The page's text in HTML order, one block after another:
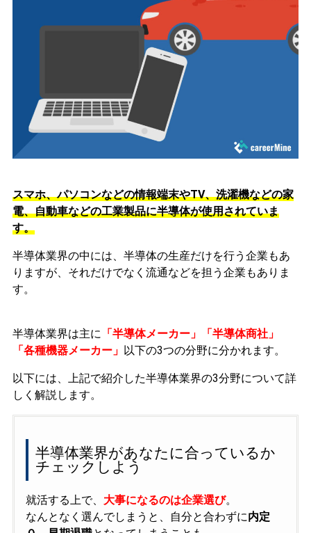
スマホ、パソコンなどの情報端末やTV、洗濯機などの家
電、自動車などの工業製品に半導体が使用されていま
す。
半導体業界の中には、半導体の生産だけを行う企業もあ
りますが、それだけでなく流通などを担う企業もありま
す。
半導体業界は主に 「半導体メーカー」「半導体商社」
「各種機器メーカー」 以下の3つの分野に分かれます。
以下には、上記で紹介した半導体業界の3分野について詳
しく解説します。
半導体業界があなたに合っているか
チェックしよう
就活する上で、 大事になるのは企業選び。
なんとなく選んでしまうと、自分と合わずに内定